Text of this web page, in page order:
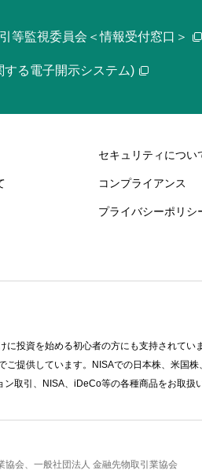
等監視委員会＜情報受付窓口＞
る電子開示システム)
セキュリティについ
コンプライアンス
プライバシーポリシ
投資を始める初心者の方にも支持されていま
提供しています。NISAでの日本株、米国株
取引、NISA、iDeCo等の各種商品をお取扱
会、一般社団法人 金融先物取引業協会